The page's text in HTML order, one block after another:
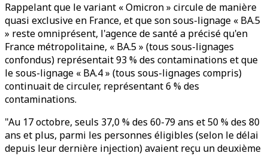
Rappelant que le variant « Omicron » circule de manière
quasi exclusive en France, et que son sous-lignage « BA.5
» reste omniprésent, l'agence de santé a précisé qu'en
France métropolitaine, « BA.5 » (tous sous-lignages
confondus) représentait 93 % des contaminations et que
le sous-lignage « BA.4 » (tous sous-lignages compris)
continuait de circuler, représentant 6 % des
contaminations.
"Au 17 octobre, seuls 37,0 % des 60-79 ans et 50 % des 80
ans et plus, parmi les personnes éligibles (selon le délai
depuis leur dernière injection) avaient reçu un deuxième